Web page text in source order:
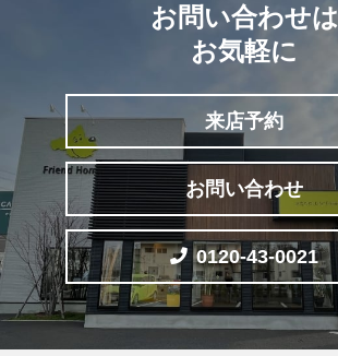
お問い合わせは
お気軽に
来店予約
お問い合わせ
0120-43-0021